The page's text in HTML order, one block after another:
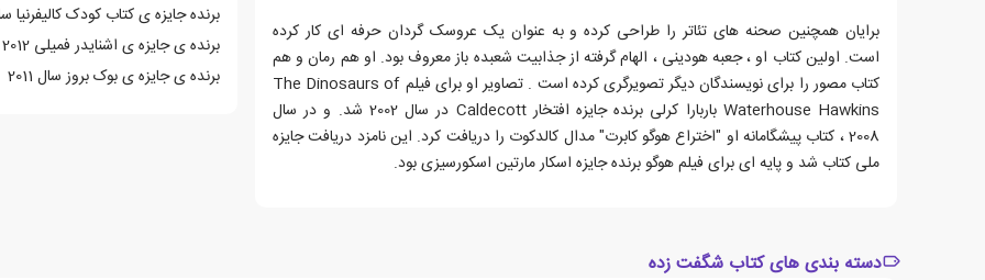
برایان همچنین صحنه های تئاتر را طراحی کرده و به عنوان یک عروسک گردان حرفه ای کار کرده
است. اولین کتاب او ، جعبه هودینی ، الهام گرفته از جذابیت شعبده باز معروف بود. او هم رمان و هم
کتاب مصور را برای نویسندگان دیگر تصویرگری کرده است . تصاویر او برای فیلم The Dinosaurs of
Waterhouse Hawkins باربارا کرلی برنده جایزه افتخار Caldecott در سال 2002 شد. و در سال
2008 ، کتاب پیشگامانه او "اختراع هوگو کابرت" مدال کالدکوت را دریافت کرد. این نامزد دریافت جایزه
ملی کتاب شد و پایه ای برای فیلم هوگو برنده جایزه اسکار مارتین اسکورسیزی بود.
برنده جایزه ی کتاب کودک کالیفرنیا سال
برنده ی جایزه ی اشنایدر فمیلی 2012
برنده ی جایزه ی بوک بروز سال 2011
دسته بندی های کتاب شگفت زده